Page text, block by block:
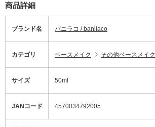
商品詳細
ブランド名 バニラコ / banilaco
カテゴリ ベースメイク その他ベースメイク
サイズ 50ml
JANコード 4570034792005